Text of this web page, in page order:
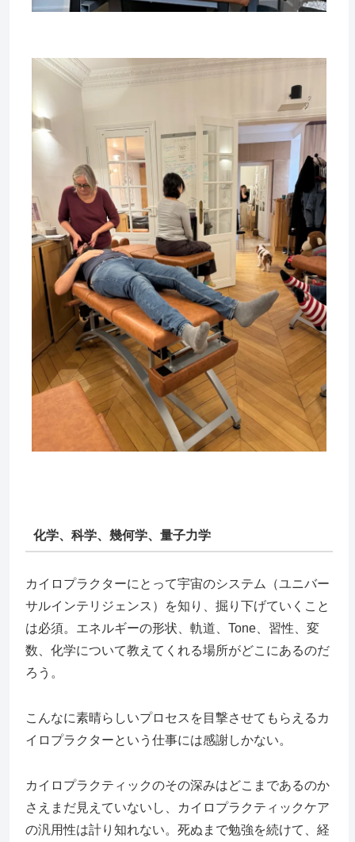
化学、科学、幾何学、量子力学
カイロプラクターにとって宇宙のシステム（ユニバー
サルインテリジェンス）を知り、掘り下げていくこと
は必須。エネルギーの形状、軌道、Tone、習性、変
数、化学について教えてくれる場所がどこにあるのだ
ろう。
こんなに素晴らしいプロセスを目撃させてもらえるカ
イロプラクターという仕事には感謝しかない。
カイロプラクティックのその深みはどこまであるのか
さえまだ見えていないし、カイロプラクティックケア
の汎用性は計り知れない。死ぬまで勉強を続けて、経